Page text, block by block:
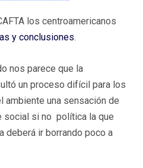
los centroamericanos
y conclusiones.
nos parece que la
un proceso difícil para los
ambiente una sensación de
social si no política la que
deberá ir borrando poco a